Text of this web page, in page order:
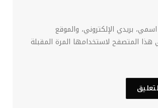
بريدي الإلكتروني، والموقع
هذا المتصفح لاستخدامها المرة المقبلة